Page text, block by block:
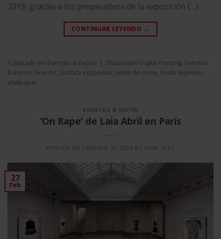
2019, gracias a los preparativos de la exposición […]
CONTINUAR LEYENDO →
Publicado en Eventos & Expos | Etiquetado Digital Printing, Eventos
& Expos, Fine Art, Gráfica expositiva, vinilo de corte, Vinilo impreso,
Wallpaper
EVENTOS & EXPOS
‘On Rape’ de Laia Abril en París
POSTED ON FEBRERO 27, 2020 BY EGM_TEST
27
Feb